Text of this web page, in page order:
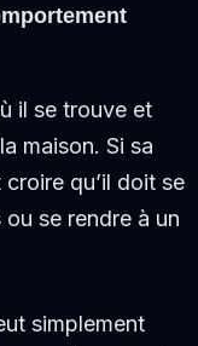
il se trouve et
maison. Si sa
qu’il doit se
se rendre à un
simplement